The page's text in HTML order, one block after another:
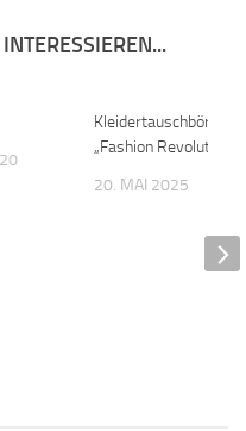
Kleidertauschbörse
„Fashion Revolution“
20. MAI 2025